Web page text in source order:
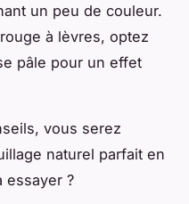
un peu de couleur.
à lèvres, optez
pâle pour un effet
vous serez
naturel parfait en
essayer ?